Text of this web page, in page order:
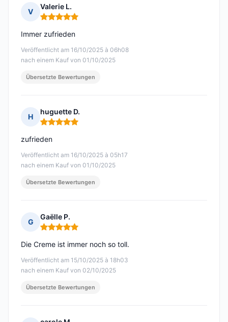
V
Valerie L.
Hinweis: 5 von 5
Veröffentlicht am 16/10/2025 à 06h08
nach einem Kauf von 01/10/2025
Immer zufrieden
Übersetzte Bewertungen
H
huguette D.
Hinweis: 5 von 5
Veröffentlicht am 16/10/2025 à 05h17
nach einem Kauf von 01/10/2025
zufrieden
Übersetzte Bewertungen
G
Gaëlle P.
Hinweis: 5 von 5
Veröffentlicht am 15/10/2025 à 18h03
nach einem Kauf von 02/10/2025
Die Creme ist immer noch so toll.
Übersetzte Bewertungen